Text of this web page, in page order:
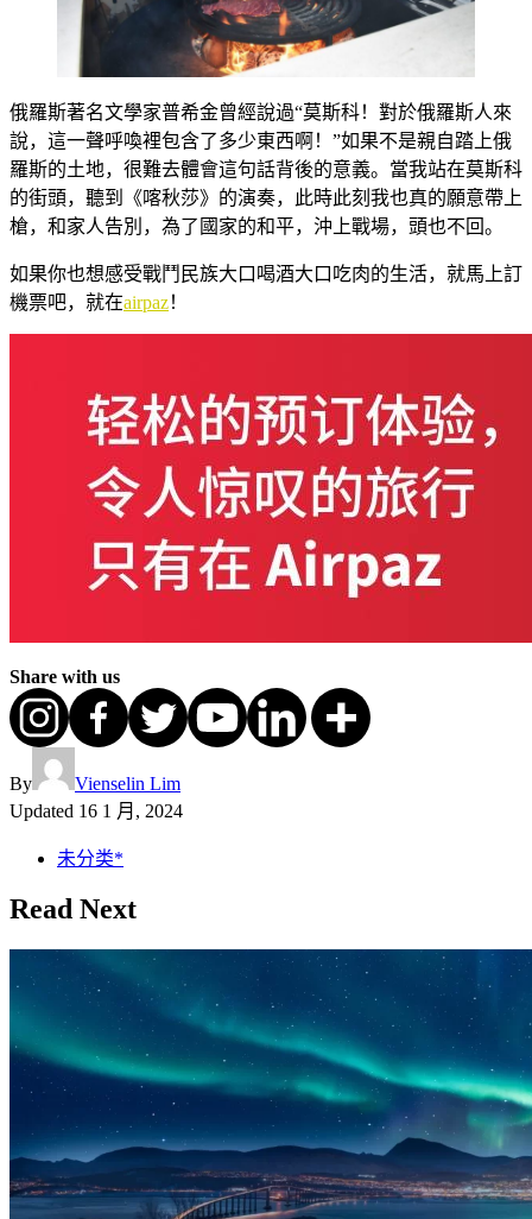
俄羅斯著名文學家普希金曾經說過“莫斯科！對於俄羅斯人來
說，這一聲呼喚裡包含了多少東西啊！”如果不是親自踏上俄
羅斯的土地，很難去體會這句話背後的意義。當我站在莫斯科
的街頭，聽到《喀秋莎》的演奏，此時此刻我也真的願意帶上
槍，和家人告別，為了國家的和平，沖上戰場，頭也不回。
如果你也想感受戰鬥民族大口喝酒大口吃肉的生活，就馬上訂
機票吧，就在airpaz！
Share with us
By
Vienselin Lim
Updated 16 1 月, 2024
未分类*
Read Next